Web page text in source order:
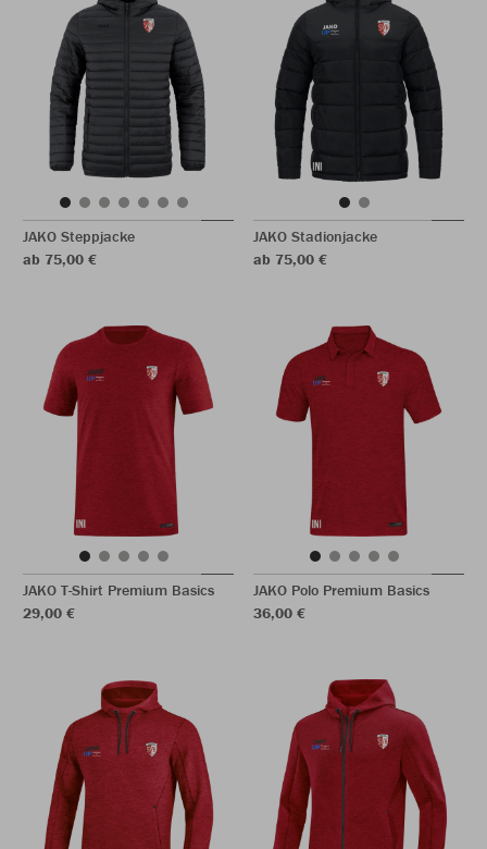
JAKO Steppjacke
ab 75,00 €
JAKO Stadionjacke
ab 75,00 €
JAKO T-Shirt Premium Basics
29,00 €
JAKO Polo Premium Basics
36,00 €